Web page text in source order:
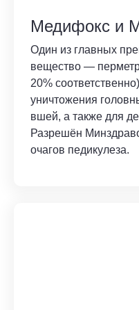
Медифокс и
Один из главных
вещество —
20%
уничтожения
вшей, а также для
Разрешён
очагов педикулеза.